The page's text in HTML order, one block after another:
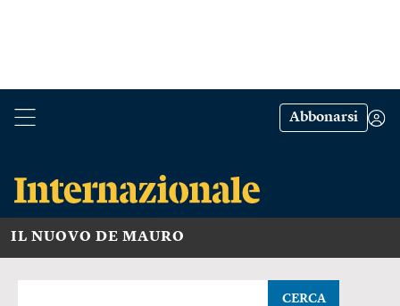
Abbonarsi
IL NUOVO DE MAURO
CERCA